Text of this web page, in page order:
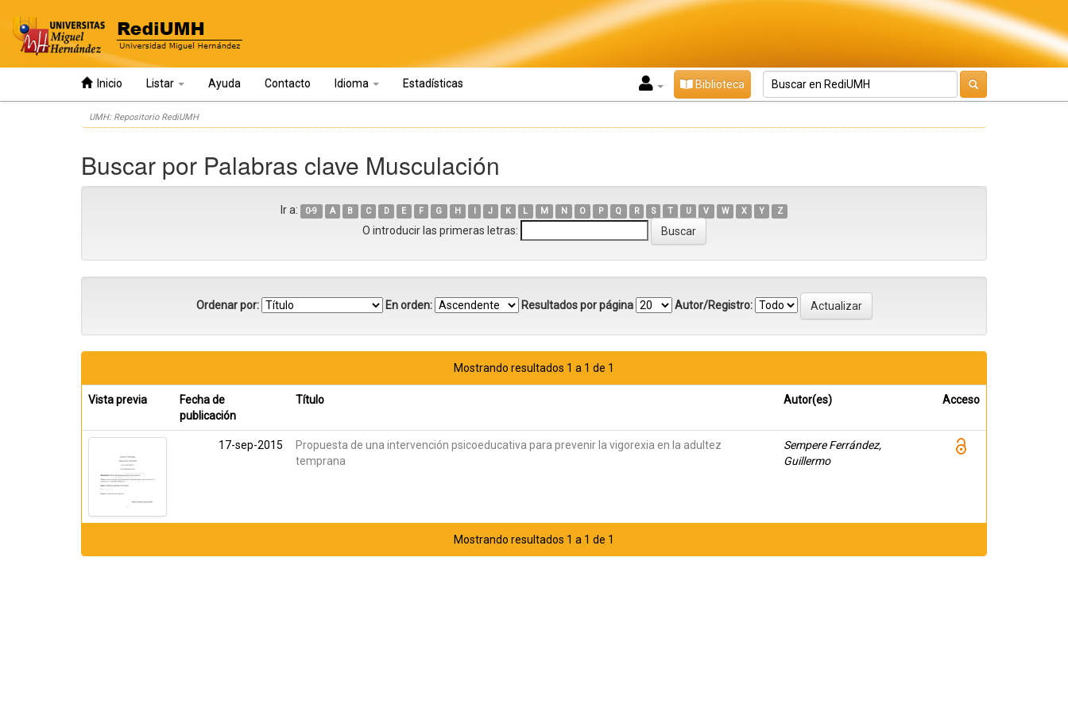
Inicio Listar Ayuda Contacto Idioma Estadísticas Biblioteca
UMH: Repositorio RediUMH
Buscar por Palabras clave Musculación
Ir a: 0-9 A B C D E F G H I J K L M N O P Q R S T U V W X Y Z
O introducir las primeras letras:
Ordenar por: En orden: Resultados por página Autor/Registro:
Mostrando resultados 1 a 1 de 1
Vista previa
Fecha de
publicación
Título Autor(es) Acceso
17-sep-2015
Propuesta de una intervención psicoeducativa para prevenir la vigorexia en la adultez
temprana
Sempere Ferrández,
Guillermo
Mostrando resultados 1 a 1 de 1